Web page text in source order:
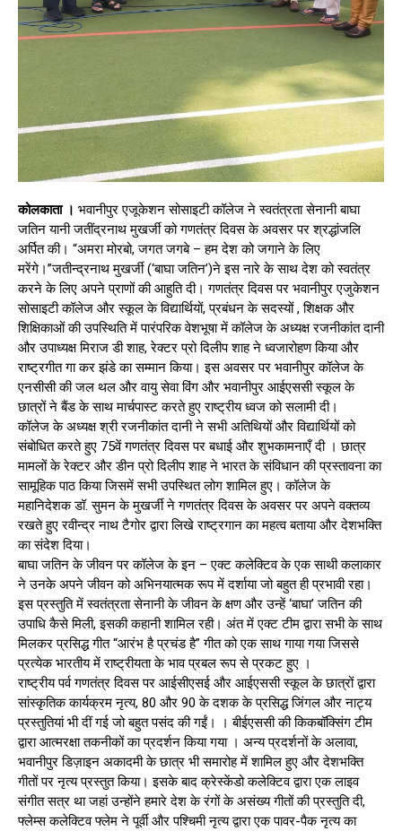
कोलकाता । भवानीपुर एजूकेशन सोसाइटी कॉलेज ने स्वतंत्रता सेनानी बाघा
जतिन यानी जतींद्रनाथ मुखर्जी को गणतंत्र दिवस के अवसर पर श्रद्धांजलि
अर्पित की। “अमरा मोरबो, जगत जगबे – हम देश को जगाने के लिए
मरेंगे।”जतीन्द्रनाथ मुखर्जी (‘बाघा जतिन’)ने इस नारे के साथ देश को स्वतंत्र
करने के लिए अपने प्राणों की आहुति दी। गणतंत्र दिवस पर भवानीपुर एजुकेशन
सोसाइटी कॉलेज और स्कूल के विद्यार्थियों, प्रबंधन के सदस्यों , शिक्षक और
शिक्षिकाओं की उपस्थिति में पारंपरिक वेशभूषा में कॉलेज के अध्यक्ष रजनीकांत दानी
और उपाध्यक्ष मिराज डी शाह, रेक्टर प्रो दिलीप शाह ने ध्वजारोहण किया और
राष्ट्रगीत गा कर झंडे का सम्मान किया। इस अवसर पर भवानीपुर कॉलेज के
एनसीसी की जल थल और वायु सेवा विंग और भवानीपुर आईएससी स्कूल के
छात्रों ने बैंड के साथ मार्चपास्ट करते हुए राष्ट्रीय ध्वज को सलामी दी।
कॉलेज के अध्यक्ष श्री रजनीकांत दानी ने सभी अतिथियों और विद्यार्थियों को
संबोधित करते हुए 75वें गणतंत्र दिवस पर बधाई और शुभकामनाएँ दी । छात्र
मामलों के रेक्टर और डीन प्रो दिलीप शाह ने भारत के संविधान की प्रस्तावना का
सामूहिक पाठ किया जिसमें सभी उपस्थित लोग शामिल हुए। कॉलेज के
महानिदेशक डॉ. सुमन के मुखर्जी ने गणतंत्र दिवस के अवसर पर अपने वक्तव्य
रखते हुए रवीन्द्र नाथ टैगोर द्वारा लिखे राष्ट्रगान का महत्व बताया और देशभक्ति
का संदेश दिया।
बाघा जतिन के जीवन पर कॉलेज के इन – एक्ट कलेक्टिव के एक साथी कलाकार
ने उनके अपने जीवन को अभिनयात्मक रूप में दर्शाया जो बहुत ही प्रभावी रहा।
इस प्रस्तुति में स्वतंत्रता सेनानी के जीवन के क्षण और उन्हें ‘बाघा’ जतिन की
उपाधि कैसे मिली, इसकी कहानी शामिल रही। अंत में एक्ट टीम द्वारा सभी के साथ
मिलकर प्रसिद्ध गीत “आरंभ है प्रचंड है” गीत को एक साथ गाया गया जिससे
प्रत्येक भारतीय में राष्ट्रीयता के भाव प्रबल रूप से प्रकट हुए ।
राष्ट्रीय पर्व गणतंत्र दिवस पर आईसीएसई और आईएससी स्कूल के छात्रों द्वारा
सांस्कृतिक कार्यक्रम नृत्य, 80 और 90 के दशक के प्रसिद्ध जिंगल और नाट्य
प्रस्तुतियां भी दीं गई जो बहुत पसंद की गईं। । बीईएससी की किकबॉक्सिंग टीम
द्वारा आत्मरक्षा तकनीकों का प्रदर्शन किया गया । अन्य प्रदर्शनों के अलावा,
भवानीपुर डिज़ाइन अकादमी के छात्र भी समारोह में शामिल हुए और देशभक्ति
गीतों पर नृत्य प्रस्तुत किया। इसके बाद क्रेस्केंडो कलेक्टिव द्वारा एक लाइव
संगीत सत्र था जहां उन्होंने हमारे देश के रंगों के असंख्य गीतों की प्रस्तुति दी,
फ्लेम्स कलेक्टिव फ्लेम ने पूर्वी और पश्चिमी नृत्य द्वारा एक पावर-पैक नृत्य का